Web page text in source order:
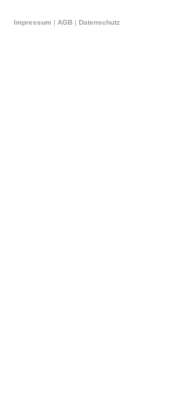
Impressum AGB Datenschutz